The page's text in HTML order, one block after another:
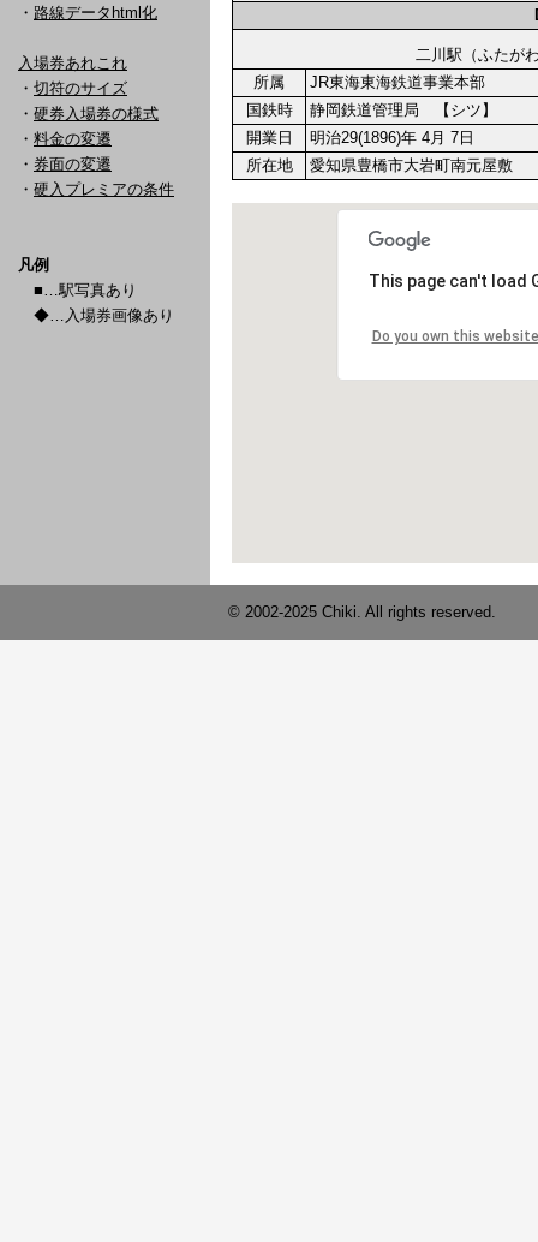
・ 路線データhtml化
入場券あれこれ
・ 切符のサイズ
・ 硬券入場券の様式
・ 料金の変遷
・ 券面の変遷
・ 硬入プレミアの条件
凡例
■…駅写真あり
◆…入場券画像あり
二川駅（ふた
所属
JR東海東海鉄道事業本部
国鉄時
静岡鉄道管理局 【シツ】
開業日
明治29(1896)年 4月 7日
所在地
愛知県豊橋市大岩町南元屋敷
© 2002-2025 Chiki. All rights reserved.